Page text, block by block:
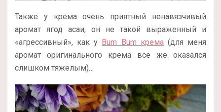
Также у крема очень приятный ненавязчивый
аромат ягод асаи, он не такой выраженный и
«агрессивный», как у Bum Bum крема(для меня
аромат оригинального крема все же оказался
слишком тяжелым)…